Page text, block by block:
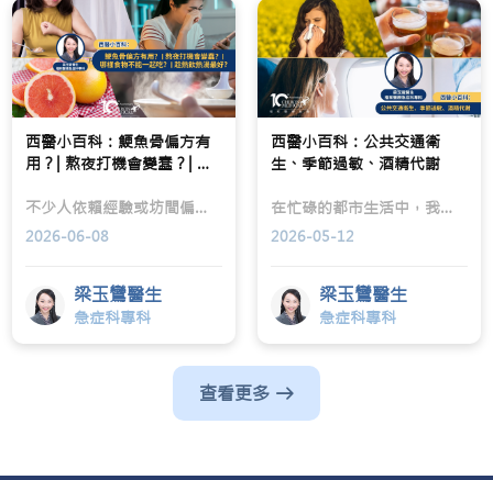
西醫小百科：鯁魚骨偏方有
用？| 熬夜打機會變蠢？| 哪
熱湯最好？
不少人依賴經驗或坊間偏方處理健康問題，但這些方法未必正確，甚至可能影響身體健康。楷和醫療急症科專科梁玉鸞醫生於ViuTV「我想身體健康」節目中從臨床角度出發，拆解三大常見健康議題：鯁魚骨處理方法、睡眠不足的影響、食物相剋與藥物相互作用、飲湯最佳時機，幫助大眾建立正確健康管理觀念。
2026-06-08
梁玉鸞醫生
急症科專科
西醫小百科：公共交通衛
生、季節過敏、酒精代謝
在忙碌的都市生活中，我們每天接觸公共交通工具、面對季節轉換帶來的過敏困擾，亦少不免在社交場合飲用酒精飲品。這些看似平常的生活場景，其實都與健康風險緊密相關。楷和醫療急症科專科梁玉鸞醫生於ViuTV「我想身體健康」節目中，就公共交通衛生、季節性過敏及酒精代謝作出深入講解，讓觀眾可以從日常細節入手，更有效保護自己和家人。
2026-05-12
梁玉鸞醫生
急症科專科
查看更多